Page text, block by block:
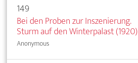
149
Bei den Proben zur Inszenierung.
Sturm auf den Winterpalast (1920)
Anonymous